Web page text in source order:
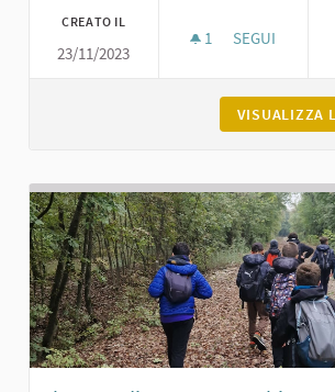
CREATO IL
23/11/2023
1 1 SOSTENITORI
SEGUI
VISUALIZZA